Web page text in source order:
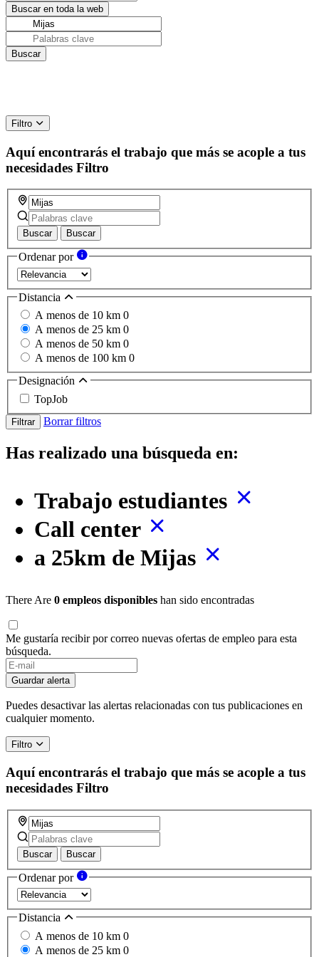
Filtro
Aquí encontrarás el trabajo que más se acople a tus
necesidades Filtro
Buscar Buscar
Ordenar por
Distancia
A menos de 10 km 0
A menos de 25 km 0
A menos de 50 km 0
A menos de 100 km 0
Designación
TopJob
Filtrar Borrar filtros
Has realizado una búsqueda en:
Trabajo estudiantes
Call center
a 25km de Mijas
There Are 0 empleos disponibles han sido encontradas
Me gustaría recibir por correo nuevas ofertas de empleo para esta
búsqueda.
Guardar alerta
Puedes desactivar las alertas relacionadas con tus publicaciones en
cualquier momento.
Filtro
Aquí encontrarás el trabajo que más se acople a tus
necesidades Filtro
Buscar Buscar
Ordenar por
Distancia
A menos de 10 km 0
A menos de 25 km 0